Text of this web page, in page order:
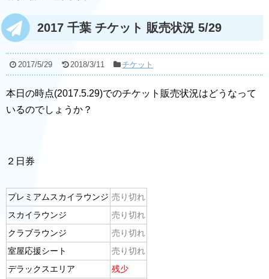
2017 千葉 チケット 販売状況 5/29
2017/5/29 2018/3/11 チケット
本日の時点(2017.5.29)でのチケット販売状況はどうなって
いるのでしょうか？
２日券
プレミアムスカイラウンジ 売り切れ
スカイラウンジ
売り切れ
クラブラウンジ
売り切れ
室屋応援シート
売り切れ
デラックスエリア
残少